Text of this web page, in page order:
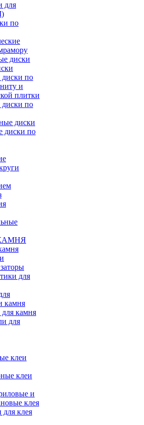
для
по
диски
по
и
плитки
по
диски
диски по
для
камня
камня
для
клеи
клеи
и
клея
для клея